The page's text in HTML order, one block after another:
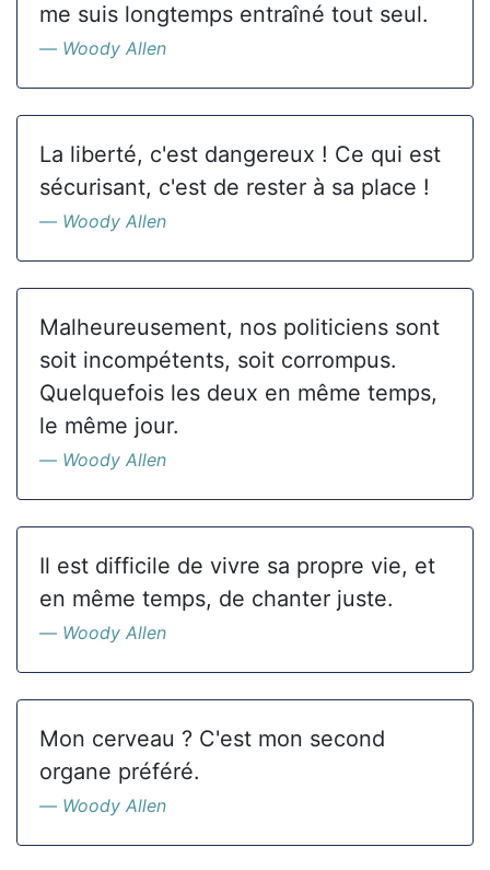
me suis longtemps entraîné tout seul.
Woody Allen
La liberté, c'est dangereux ! Ce qui est
sécurisant, c'est de rester à sa place !
Woody Allen
Malheureusement, nos politiciens sont
soit incompétents, soit corrompus.
Quelquefois les deux en même temps,
le même jour.
Woody Allen
Il est difficile de vivre sa propre vie, et
en même temps, de chanter juste.
Woody Allen
Mon cerveau ? C'est mon second
organe préféré.
Woody Allen